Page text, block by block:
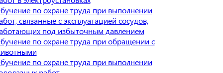
по охране труда при выполнении
связанные с эксплуатацией сосудов,
под избыточным давлением
по охране труда при обращении с
по охране труда при выполнении